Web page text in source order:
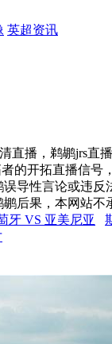
英超资讯
直播，鹈鹕jrs直
的开拓直播信号
导性言论或违反
后果，本网站不
牙 VS 亚美尼亚